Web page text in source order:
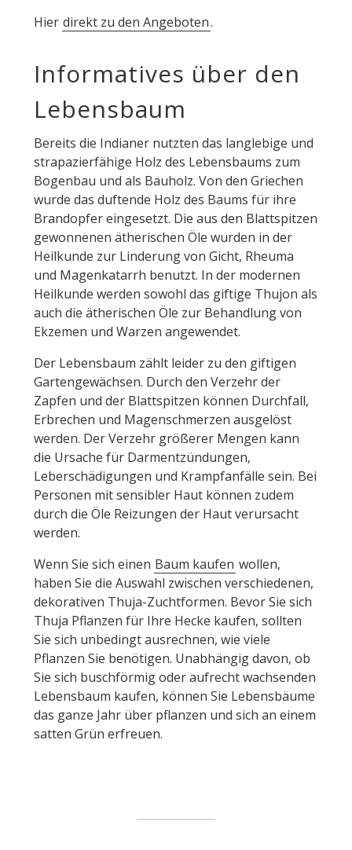
Hier direkt zu den Angeboten.
Informatives über den
Lebensbaum
Bereits die Indianer nutzten das langlebige und
strapazierfähige Holz des Lebensbaums zum
Bogenbau und als Bauholz. Von den Griechen
wurde das duftende Holz des Baums für ihre
Brandopfer eingesetzt. Die aus den Blattspitzen
gewonnenen ätherischen Öle wurden in der
Heilkunde zur Linderung von Gicht, Rheuma
und Magenkatarrh benutzt. In der modernen
Heilkunde werden sowohl das giftige Thujon als
auch die ätherischen Öle zur Behandlung von
Ekzemen und Warzen angewendet.
Der Lebensbaum zählt leider zu den giftigen
Gartengewächsen. Durch den Verzehr der
Zapfen und der Blattspitzen können Durchfall,
Erbrechen und Magenschmerzen ausgelöst
werden. Der Verzehr größerer Mengen kann
die Ursache für Darmentzündungen,
Leberschädigungen und Krampfanfälle sein. Bei
Personen mit sensibler Haut können zudem
durch die Öle Reizungen der Haut verursacht
werden.
Wenn Sie sich einen Baum kaufen wollen,
haben Sie die Auswahl zwischen verschiedenen,
dekorativen Thuja-Zuchtformen. Bevor Sie sich
Thuja Pflanzen für Ihre Hecke kaufen, sollten
Sie sich unbedingt ausrechnen, wie viele
Pflanzen Sie benötigen. Unabhängig davon, ob
Sie sich buschförmig oder aufrecht wachsenden
Lebensbaum kaufen, können Sie Lebensbäume
das ganze Jahr über pflanzen und sich an einem
satten Grün erfreuen.